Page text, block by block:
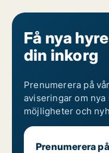
Få nya
din inkorg
Prenumerera på
aviseringar om
möjligheter och
Prenumerera